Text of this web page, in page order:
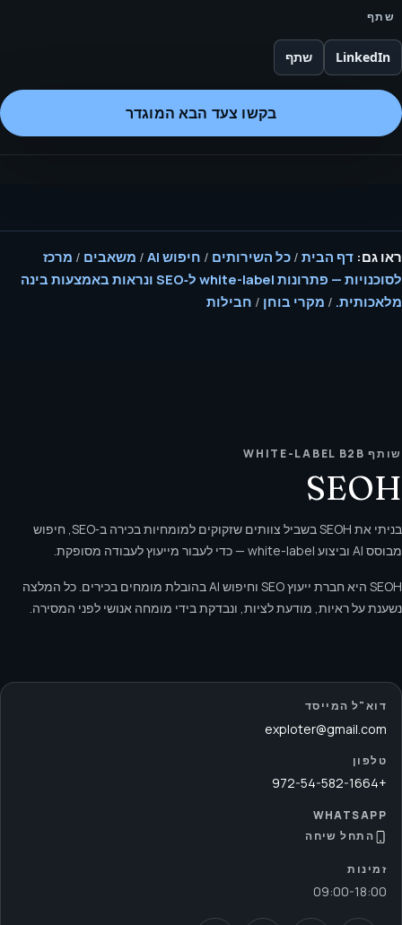
שתף
LinkedIn שתף
בקשו צעד הבא המוגדר
ראו גם: דף הבית / כל השירותים / חיפוש AI / משאבים / מרכז
לסוכנויות — פתרונות white-label ל‑SEO ונראות באמצעות בינה
מלאכותית. / מקרי בוחן / חבילות
שותף WHITE-LABEL B2B
SEOH
בניתי את SEOH בשביל צוותים שזקוקים למומחיות בכירה ב‑SEO, חיפוש
מבוסס AI וביצוע white-label — כדי לעבור מייעוץ לעבודה מסופקת.
SEOH היא חברת ייעוץ SEO וחיפוש AI בהובלת מומחים בכירים. כל המלצה
נשענת על ראיות, מודעת לציות, ונבדקת בידי מומחה אנושי לפני המסירה.
דוא"ל המייסד
exploter@gmail.com
טלפון
+972-54-582-1664
WHATSAPP
התחל שיחה
זמינות
09:00-18:00